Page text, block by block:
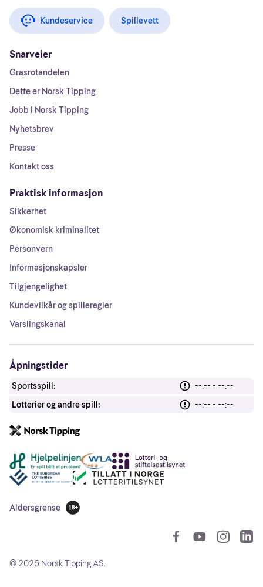
Kundeservice Spillevett
Snarveier
Grasrotandelen
Dette er Norsk Tipping
Jobb i Norsk Tipping
Nyhetsbrev
Presse
Kontakt oss
Praktisk informasjon
Sikkerhet
Økonomisk kriminalitet
Personvern
Informasjonskapsler
Tilgjengelighet
Kundevilkår og spilleregler
Varslingskanal
Åpningstider
Sportsspill:
--:-- - --:--
Lotterier og andre spill:
--:-- - --:--
Andre lenker
Aldersgrense
18 år
© 2026 Norsk Tipping AS.